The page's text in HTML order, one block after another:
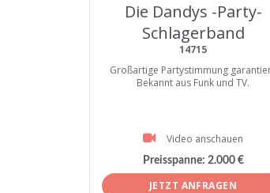
Die Dandys -Party-
Schlagerband
14715
Großartige Partystimmung
Bekannt aus Funk und TV.
Video anschauen
Preisspanne: 2.000 €
JETZT ANFRAGEN